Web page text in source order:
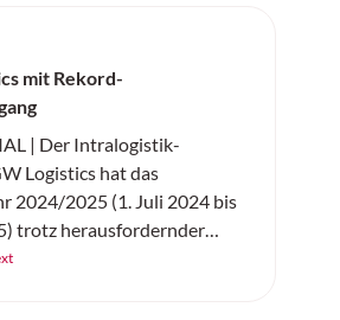
mit Rekord-
| Der Intralogistik-
Logistics hat das
2024/2025 (1. Juli 2024 bis
trotz herausfordernder
Rahmenbedingungen mit